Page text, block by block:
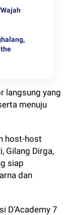
langsung yang
menuju
host-host
Gilang Dirga,
siap
dan
D’Academy 7